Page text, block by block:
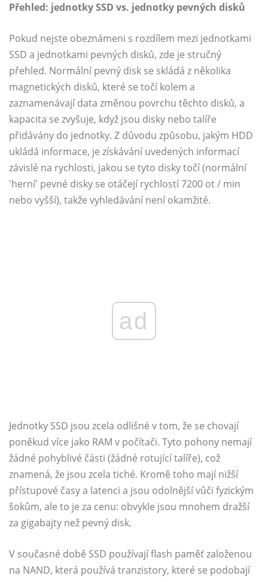
Přehled: jednotky SSD vs. jednotky pevných disků
Pokud nejste obeznámeni s rozdílem mezi jednotkami
SSD a jednotkami pevných disků, zde je stručný
přehled. Normální pevný disk se skládá z několika
magnetických disků, které se točí kolem a
zaznamenávají data změnou povrchu těchto disků, a
kapacita se zvyšuje, když jsou disky nebo talíře
přidávány do jednotky. Z důvodu způsobu, jakým HDD
ukládá informace, je získávání uvedených informací
závislé na rychlosti, jakou se tyto disky točí (normální
'herní' pevné disky se otáčejí rychlostí 7200 ot / min
nebo vyšší), takže vyhledávání není okamžité.
ad
Jednotky SSD jsou zcela odlišné v tom, že se chovají
poněkud více jako RAM v počítači. Tyto pohony nemají
žádné pohyblivé části (žádné rotující talíře), což
znamená, že jsou zcela tiché. Kromě toho mají nižší
přístupové časy a latenci a jsou odolnější vůči fyzickým
šokům, ale to je za cenu: obvykle jsou mnohem dražší
za gigabajty než pevný disk.
V současné době SSD používají flash paměť založenou
na NAND, která používá tranzistory, které se podobají